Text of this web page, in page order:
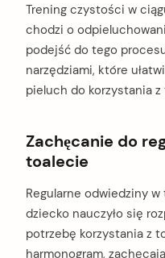
Trening czystości w
chodzi o
podejść do tego
narzędziami, które
pieluch do korzystania z
Zachęcanie do
toalecie
Regularne odwiedziny
dziecko nauczyło się
potrzebę korzystania z
harmonogram,